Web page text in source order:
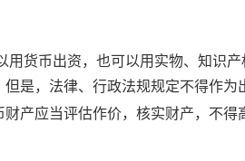
用货币出资，也可以用实物、知识
是，法律、行政法规规定不得作为
财产应当评估作价，核实财产，不